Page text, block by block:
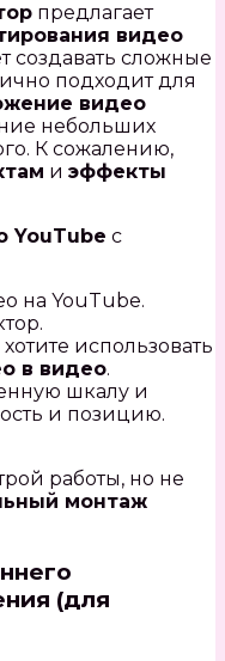
предлагает
видео
создавать сложные
подходит для
видео
небольших
К сожалению,
и эффекты
YouTube с
на YouTube.
использовать
в видео.
шкалу и
и позицию.
работы, но не
монтаж
(для